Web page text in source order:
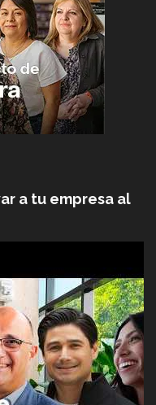
a tu empresa al